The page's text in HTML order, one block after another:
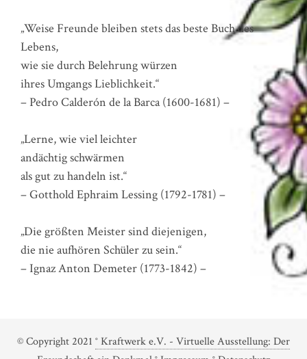
„Weise Freunde bleiben stets das beste Buch des
Lebens,
wie sie durch Belehrung würzen
ihres Umgangs Lieblichkeit.“
– Pedro Calderón de la Barca (1600-1681) –
„Lerne, wie viel leichter
andächtig schwärmen
als gut zu handeln ist.“
– Gotthold Ephraim Lessing (1792-1781) –
„Die größten Meister sind diejenigen,
die nie aufhören Schüler zu sein.“
– Ignaz Anton Demeter (1773-1842) –
© Copyright 2021 ° Kraftwerk e.V. - Virtuelle Ausstellung: Der